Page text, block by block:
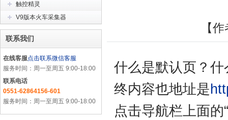
触控精灵
V9版本火车采集器
联系我们
在线客服点击联系微信客服
服务时间：周一至周五 9:00-18:00
联系电话
0551-62864156-601
服务时间：周一至周五 9:00-18:00
【
什么是默认页？
终内容也地址是
点击导航栏上面的